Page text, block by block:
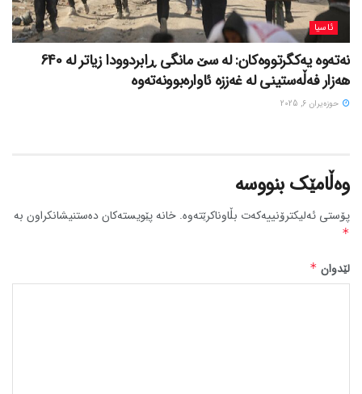
ئاسیا
نەتەوە یەکگرتووەکان: لە سێ مانگی ڕابردوودا زیاتر لە 640
هەزار فەڵەستینی لە غەززە ئاوارەبوونەتەوە
حوزه‌یران 6, 2025
وەڵامێک بنووسە
پۆستی ئەلیکترۆنییەکەت بڵاوناکرێتەوە. خانە پێویستەکان دەستنیشانکراون بە
*
لێدوان *